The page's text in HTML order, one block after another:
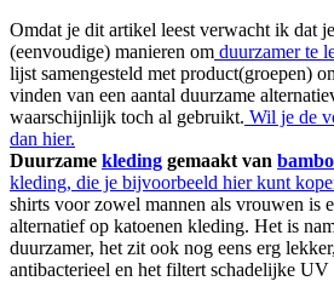
Omdat je dit artikel leest verwacht ik dat
(eenvoudige) manieren om duurzamer te
lijst samengesteld met product(groepen)
vinden van een aantal duurzame
waarschijnlijk toch al gebruikt. Wil je de
dan hier.
Duurzame kleding gemaakt van
kleding, die je bijvoorbeeld hier kunt
shirts voor zowel mannen als vrouwen is
alternatief op katoenen kleding. Het is
duurzamer, het zit ook nog eens erg
antibacterieel en het filtert schadelijke UV